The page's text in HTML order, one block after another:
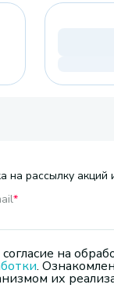
на рассылку акций
*
на
.
их